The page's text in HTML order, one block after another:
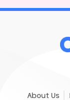
About Us